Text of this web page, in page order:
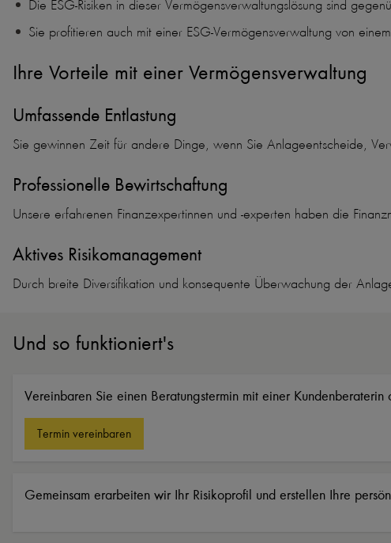
Die ESG-Risiken in dieser Vermögensverwaltungslösung sind
Sie profitieren auch mit einer ESG-Vermögensverwaltung von
Ihre Vorteile mit einer Vermögensverwaltung
Umfassende Entlastung
Sie gewinnen Zeit für andere Dinge, wenn Sie Anlageentscheide,
Professionelle Bewirtschaftung
Unsere erfahrenen Finanzexpertinnen und -experten haben die
Aktives Risikomanagement
Durch breite Diversifikation und konsequente Überwachung der
Und so funktioniert's
Vereinbaren Sie einen Beratungs­termin mit einer Kundenberaterin
Termin vereinbaren
Gemeinsam erarbeiten wir Ihr Risikoprofil und erstellen Ihre